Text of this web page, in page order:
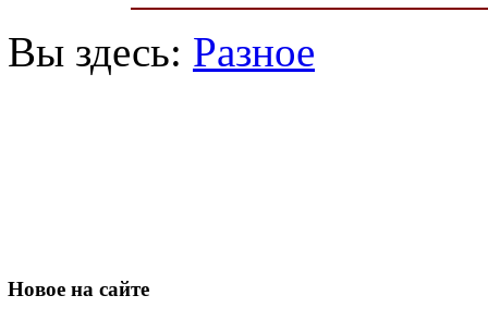
Вы здесь: Разное
Новое на сайте